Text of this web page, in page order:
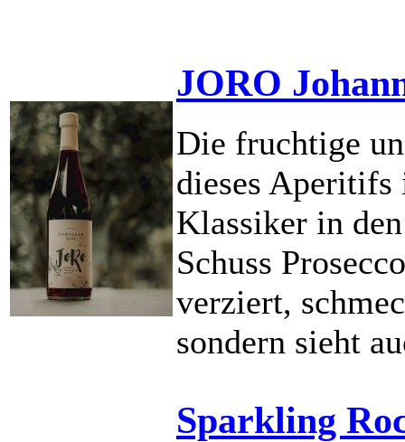
JORO
Die fruchtige
dieses Aperitifs
Klassiker in
Schuss
verziert,
sondern sieht
Sparkling